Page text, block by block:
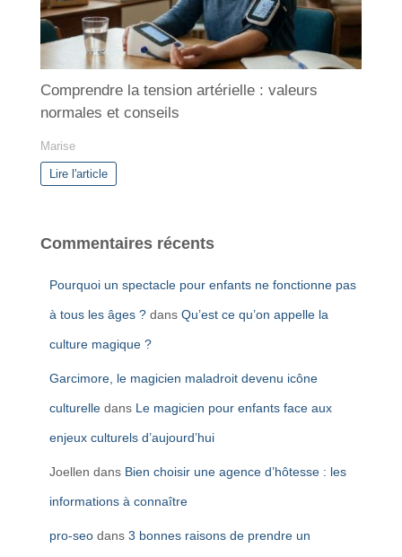
Comprendre la tension artérielle : valeurs
normales et conseils
Marise
Lire l'article
Commentaires récents
Pourquoi un spectacle pour enfants ne fonctionne pas
à tous les âges ? dans Qu’est ce qu’on appelle la
culture magique ?
Garcimore, le magicien maladroit devenu icône
culturelle dans Le magicien pour enfants face aux
enjeux culturels d’aujourd’hui
Joellen dans Bien choisir une agence d’hôtesse : les
informations à connaître
pro-seo dans 3 bonnes raisons de prendre un